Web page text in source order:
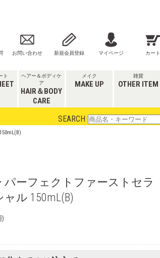
お問い合わせ 新規会員登録 マイページ カート
ト
ヘアー＆ボディケ
ア
HAIR＆BODY
CARE
メイク
MAKE UP
雑貨
OTHER ITEM
SEARCH
パーフェクトファーストセラ
ル 150mL(B)
)